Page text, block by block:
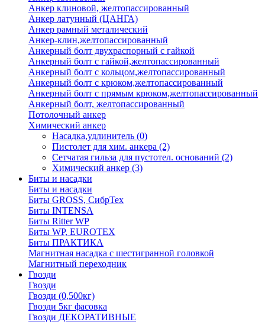
Анкер клиновой, желтопассированный
Анкер латунный (ЦАНГА)
Анкер рамный металический
Анкер-клин,желтопассированный
Анкерный болт двухраспорный с гайкой
Анкерный болт с гайкой,желтопассированный
Анкерный болт с кольцом,желтопассированный
Анкерный болт с крюком,желтопассированный
Анкерный болт с прямым крюком,желтопассированный
Анкерный болт, желтопассированный
Потолочный анкер
Химический анкер
Насадка,удлинитель (0)
Пистолет для хим. анкера (2)
Сетчатая гильза для пустотел. оснований (2)
Химический анкер (3)
Биты и насадки
Биты и насадки
Биты GROSS, СибрТех
Биты INTENSA
Биты Ritter WP
Биты WP, EUROTEX
Биты ПРАКТИКА
Магнитная насадка с шестигранной головкой
Магнитный переходник
Гвозди
Гвозди
Гвозди (0,500кг)
Гвозди 5кг фасовка
Гвозди ДЕКОРАТИВНЫЕ